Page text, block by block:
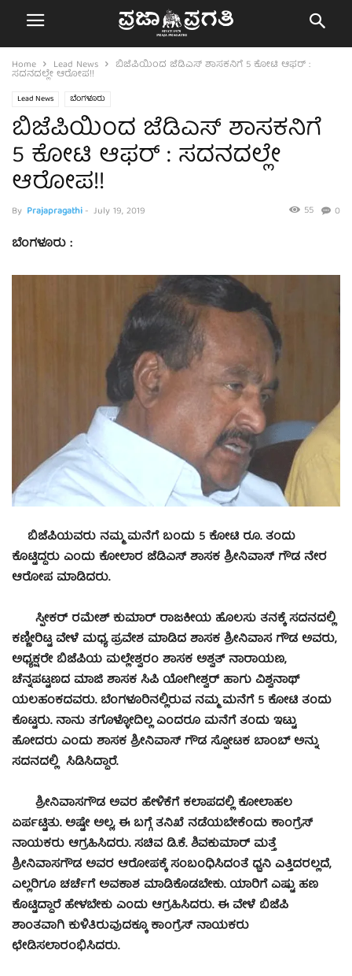
Home Lead News ಬಿಜೆಪಿಯಿಂದ ಜೆಡಿಎಸ್ ಶಾಸಕನಿಗೆ 5 ಕೋಟಿ ಆಫರ್ :
ಸದನದಲ್ಲೇ ಆರೋಪ!!
Lead News ಬೆಂಗಳೂರು
ಬಿಜೆಪಿಯಿಂದ ಜೆಡಿಎಸ್ ಶಾಸಕನಿಗೆ
5 ಕೋಟಿ ಆಫರ್ : ಸದನದಲ್ಲೇ
ಆರೋಪ!!
By Prajapragathi- July 19, 2019 0
55
ಬೆಂಗಳೂರು :
ಬಿಜೆಪಿಯವರು ನಮ್ಮ ಮನೆಗೆ ಬಂದು 5 ಕೋಟಿ ರೂ. ತಂದು
ಕೊಟ್ಟಿದ್ದರು ಎಂದು ಕೋಲಾರ ಜೆಡಿಎಸ್ ಶಾಸಕ ಶ್ರೀನಿವಾಸ್ ಗೌಡ ನೇರ
ಆರೋಪ ಮಾಡಿದರು.
ಸ್ಪೀಕರ್ ರಮೇಶ್ ಕುಮಾರ್ ರಾಜಕೀಯ ಹೊಲಸು ತನಕ್ಕೆ ಸದನದಲ್ಲಿ
ಕಣ್ಣೀರಿಟ್ಟ ವೇಳೆ ಮಧ್ಯ ಪ್ರವೇಶ ಮಾಡಿದ ಶಾಸಕ ಶ್ರೀನಿವಾಸ ಗೌಡ ಅವರು,
ಅಧ್ಯಕ್ಷರೇ ಬಿಜೆಪಿಯ ಮಲ್ಲೇಶ್ವರಂ ಶಾಸಕ ಅಶ್ವತ್ ನಾರಾಯಣ,
ಚೆನ್ನಪಟ್ಟಣದ ಮಾಜಿ ಶಾಸಕ ಸಿಪಿ ಯೋಗೀಶ್ವರ್ ಹಾಗು ವಿಶ್ವನಾಥ್
ಯಲಹಂಕದವರು. ಬೆಂಗಳೂರಿನಲ್ಲಿರುವ ನಮ್ಮ ಮನೆಗೆ 5 ಕೋಟಿ ತಂದು
ಕೊಟ್ಟರು. ನಾನು ತಗೊಳ್ಳೋದಿಲ್ಲ ಎಂದರೂ ಮನೆಗೆ ತಂದು ಇಟ್ಟು
ಹೋದರು ಎಂದು ಶಾಸಕ ಶ್ರೀನಿವಾಸ್ ಗೌಡ ಸ್ಪೋಟಕ ಬಾಂಬ್ ಅನ್ನು
ಸದನದಲ್ಲಿ ಸಿಡಿಸಿದ್ದಾರೆ.
ಶ್ರೀನಿವಾಸಗೌಡ ಅವರ ಹೇಳಿಕೆಗೆ ಕಲಾಪದಲ್ಲಿ ಕೋಲಾಹಲ
ಏರ್ಪಟ್ಟಿತು. ಅಷ್ಟೇ ಅಲ್ಲ, ಈ ಬಗ್ಗೆ ತನಿಖೆ ನಡೆಯಬೇಕೆಂದು ಕಾಂಗ್ರೆಸ್‌
ನಾಯಕರು ಆಗ್ರಹಿಸಿದರು. ಸಚಿವ ಡಿ.ಕೆ. ಶಿವಕುಮಾರ್‌ ಮತ್ತೆ
ಶ್ರೀನಿವಾಸಗೌಡ ಅವರ ಆರೋಪಕ್ಕೆ ಸಂಬಂಧಿಸಿದಂತೆ ಧ್ವನಿ ಎತ್ತಿದರಲ್ಲದೆ,
ಎಲ್ಲರಿಗೂ ಚರ್ಚೆಗೆ ಅವಕಾಶ ಮಾಡಿಕೊಡಬೇಕು. ಯಾರಿಗೆ ಎಷ್ಟು ಹಣ
ಕೊಟ್ಟಿದ್ದಾರೆ ಹೇಳಬೇಕು ಎಂದು ಆಗ್ರಹಿಸಿದರು. ಈ ವೇಳೆ ಬಿಜೆಪಿ
ಶಾಂತವಾಗಿ ಕುಳಿತಿರುವುದಕ್ಕೂ ಕಾಂಗ್ರೆಸ್‌ ನಾಯಕರು
ಛೇಡಿಸಲಾರಂಭಿಸಿದರು.